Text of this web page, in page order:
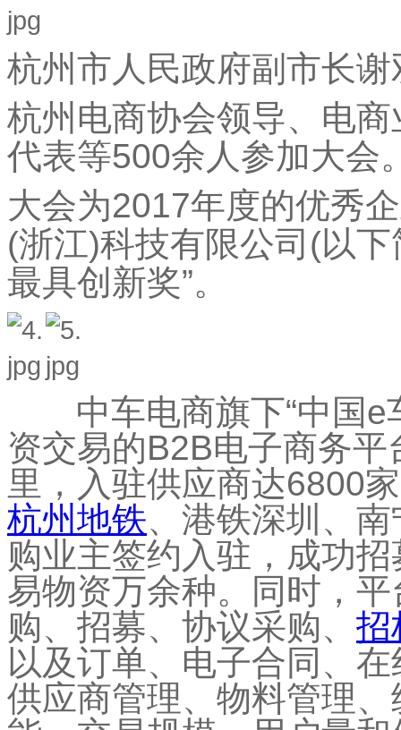
杭州市人民政府副市长
杭州电商协会领导、电
代表等500余人参加大会
大会为2017年度的优秀
(浙江)科技有限公司(以下
最具创新奖”。
中车电商旗下“中国e
资交易的B2B电子商务
里，入驻供应商达6800
杭州地铁、港铁深圳、
购业主签约入驻，成功
易物资万余种。同时，
购、招募、协议采购、 招
以及订单、电子合同、
供应商管理、物料管理